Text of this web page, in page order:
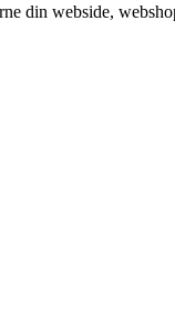
din webside,